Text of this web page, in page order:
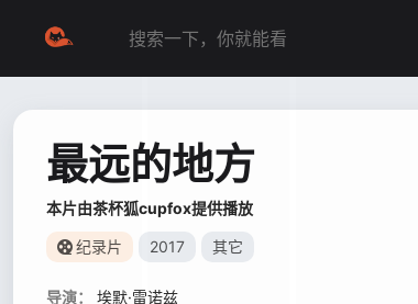
最远的地方
本片由茶杯狐cupfox提供播放
纪录片 2017 其它
导演：
埃默·雷诺兹